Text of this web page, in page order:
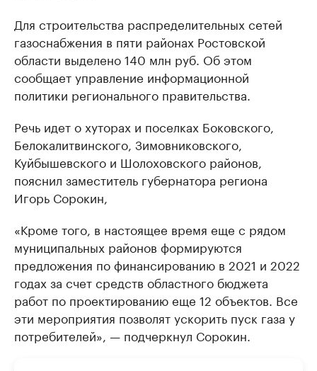
Для строительства распределительных сетей
газоснабжения в пяти районах Ростовской
области выделено 140 млн руб. Об этом
сообщает управление информационной
политики регионального правительства.
Речь идет о хуторах и поселках Боковского,
Белокалитвинского, Зимовниковского,
Куйбышевского и Шолоховского районов,
пояснил заместитель губернатора региона
Игорь Сорокин,
«Кроме того, в настоящее время еще с рядом
муниципальных районов формируются
предложения по финансированию в 2021 и 2022
годах за счет средств областного бюджета
работ по проектированию еще 12 объектов. Все
эти мероприятия позволят ускорить пуск газа у
потребителей», — подчеркнул Сорокин.